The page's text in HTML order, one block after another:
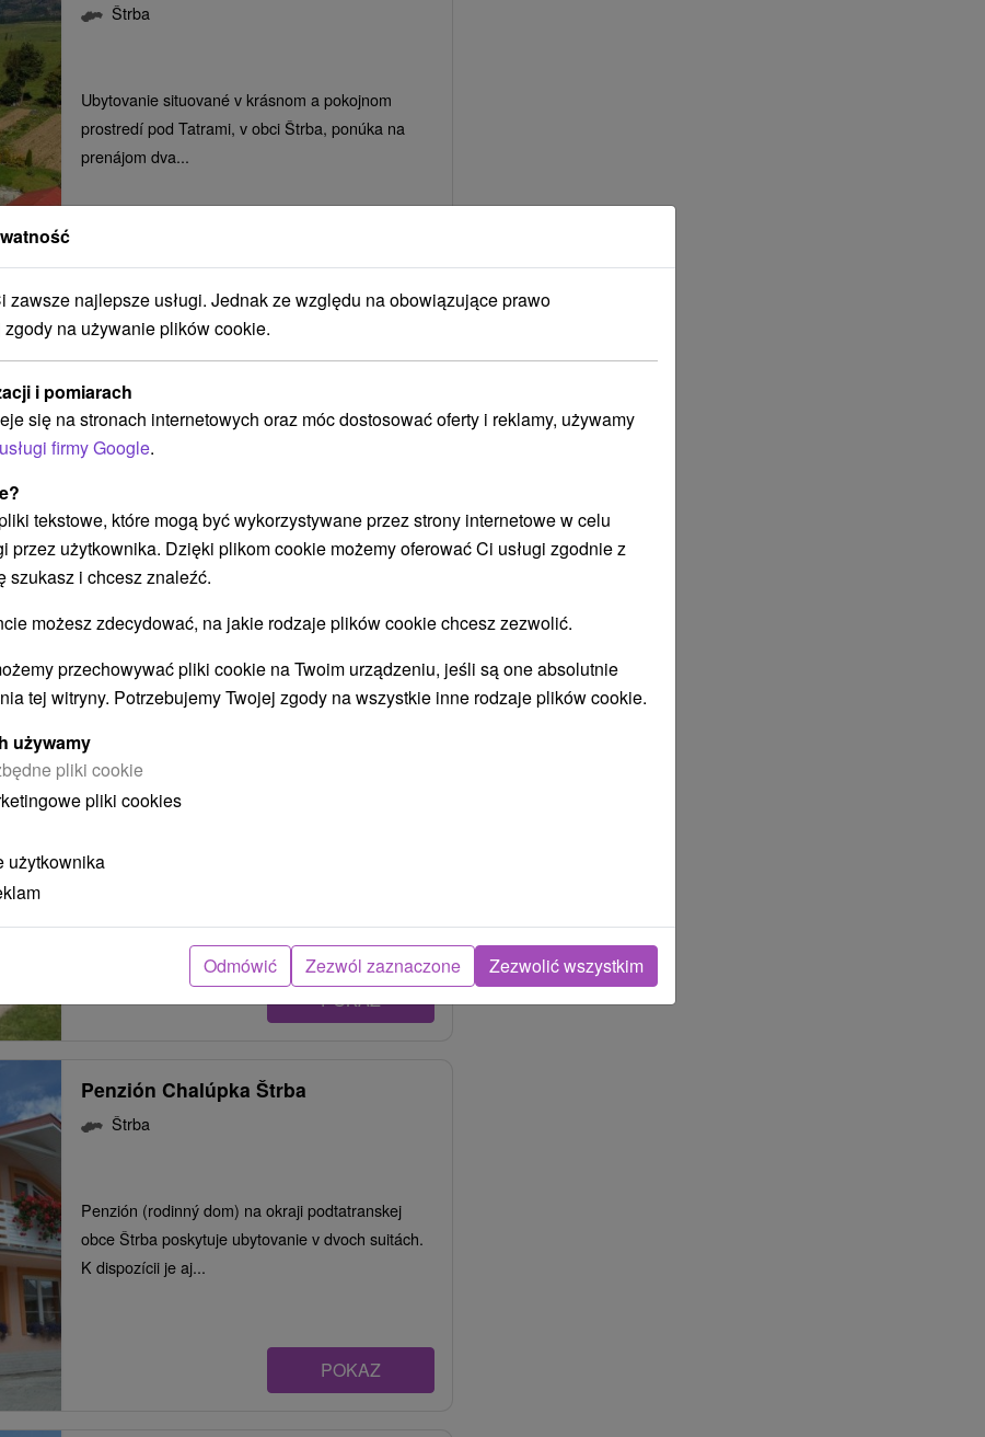
Štrba
Ubytovanie situované v krásnom a pokojnom
prostredí pod Tatrami, v obci Štrba, ponúka na
prenájom dva...
Štrba
dispozícii dve...
POKAZ
obce Štrba s dobrou dostupnosťou do Vysokých
POKAZ
Penzión Chalúpka Štrba
Štrba
Penzión (rodinný dom) na okraji podtatranskej
obce Štrba poskytuje ubytovanie v dvoch suitách.
K dispozícii je aj...
POKAZ
zawsze najlepsze usługi. Jednak ze względu na obowiązujące prawo
na używanie plików cookie.
i pomiarach
się na stronach internetowych oraz móc dostosować oferty i reklamy, używamy
usługi firmy Google.
tekstowe, które mogą być wykorzystywane przez strony internetowe w celu
przez użytkownika. Dzięki plikom cookie możemy oferować Ci usługi zgodnie z
szukasz i chcesz znaleźć.
możesz zdecydować, na jakie rodzaje plików cookie chcesz zezwolić.
przechowywać pliki cookie na Twoim urządzeniu, jeśli są one absolutnie
tej witryny. Potrzebujemy Twojej zgody na wszystkie inne rodzaje plików cookie.
używamy
pliki cookie
pliki cookies
użytkownika
Odmówić Zezwól zaznaczone Zezwolić wszystkim